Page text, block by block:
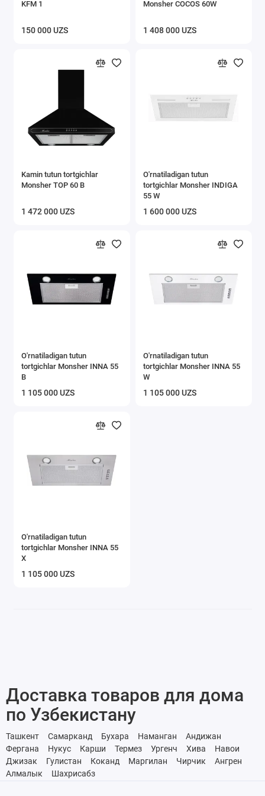
KFM 1
150 000 UZS
Monsher COCOS 60W
1 408 000 UZS
Kamin tutun tortgichlar
Monsher TOP 60 B
1 472 000 UZS
O'rnatiladigan tutun
tortgichlar Monsher INDIGA
55 W
1 600 000 UZS
O'rnatiladigan tutun
tortgichlar Monsher INNA 55
B
1 105 000 UZS
O'rnatiladigan tutun
tortgichlar Monsher INNA 55
W
1 105 000 UZS
O'rnatiladigan tutun
tortgichlar Monsher INNA 55
X
1 105 000 UZS
Доставка товаров для дома
по Узбекистану
Ташкент Самарканд Бухара Наманган
Андижан
Фергана
Нукус Карши Термез Ургенч Хива
Навои
Джизак
Гулистан Коканд Маргилан Чирчик
Ангрен
Алмалык
Шахрисабз